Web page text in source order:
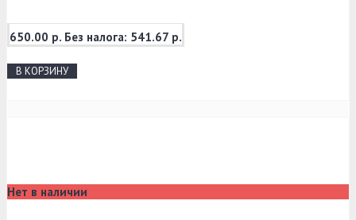
650.00 р. Без налога: 541.67 р.
В КОРЗИНУ
Нет в наличии